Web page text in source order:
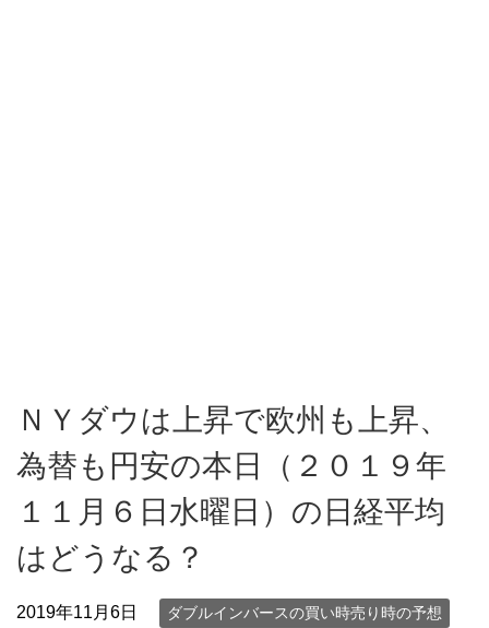
ＮＹダウは上昇で欧州も上昇、
為替も円安の本日（２０１９年
１１月６日水曜日）の日経平均
はどうなる？
2019年11月6日 ダブルインバースの買い時売り時の予想